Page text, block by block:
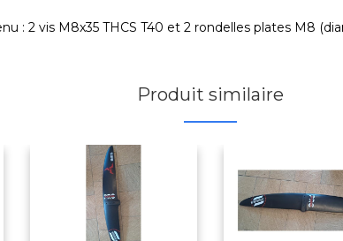
: 2 vis M8x35 THCS T40 et 2 rondelles plates M8
Produit similaire